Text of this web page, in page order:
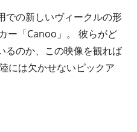
での新しいヴィークルの形
ー「Canoo」。 彼らがど
るのか、この映像を観れば
には欠かせないピックア